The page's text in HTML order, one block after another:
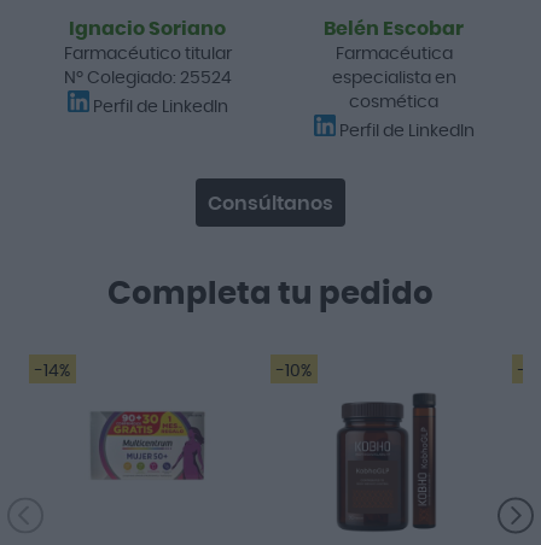
Completa tu pedido
-14%
Es un multi vitamínico
muy completo.
-10% -
Ignacio Soriano
Farmacéutico titular
Nº Colegiado: 25524
Perfil de LinkedIn
Belén Escobar
Farmacéutica
especialista en
cosmética
Perfil de LinkedIn
Consúltanos